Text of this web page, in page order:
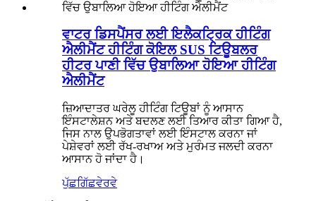
ਵਾਟਰ ਡਿਸਪੈਂਸਰ ਲਈ ਇਲੈਕਟ੍ਰਿਕ ਹੀਟਿੰਗ
ਐਲੀਮੈਂਟ ਹੀਟਿੰਗ ਕੋਇਲ SUS ਟਿਊਬਲਰ
ਹੀਟਰ ਪਾਣੀ ਵਿੱਚ ਉਬਾਲਿਆ ਹੋਇਆ ਹੀਟਿੰਗ
ਐਲੀਮੈਂਟ
ਜ਼ਿਆਦਾਤਰ ਘਰੇਲੂ ਹੀਟਿੰਗ ਟਿਊਬਾਂ ਨੂੰ ਆਸਾਨ
ਇੰਸਟਾਲੇਸ਼ਨ ਅਤੇ ਬਦਲਣ ਲਈ ਤਿਆਰ ਕੀਤਾ ਗਿਆ ਹੈ,
ਜਿਸ ਨਾਲ ਉਪਭੋਗਤਾਵਾਂ ਲਈ ਇੰਸਟਾਲ ਕਰਨਾ ਜਾਂ
ਪੇਸ਼ੇਵਰਾਂ ਲਈ ਰੱਖ-ਰਖਾਅ ਅਤੇ ਮੁਰੰਮਤ ਜਲਦੀ ਕਰਨਾ
ਆਸਾਨ ਹੋ ਜਾਂਦਾ ਹੈ।
ਪੁੱਛਗਿੱਛਵੇਰਵੇ